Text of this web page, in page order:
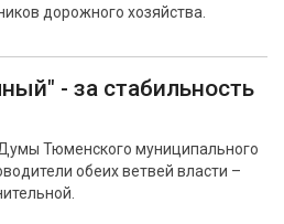
дорожного хозяйства.
- за стабильность
Тюменского муниципального
обеих ветвей власти –